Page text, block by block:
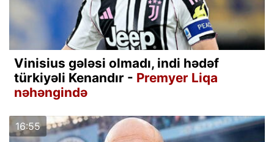
Vinisius gələsi olmadı, indi hədəf
türkiyəli Kenandır - Premyer Liqa
nəhəngində
16:55